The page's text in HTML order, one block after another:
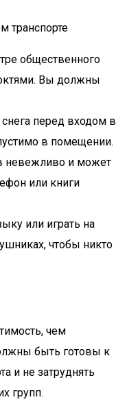
транспорте
общественного
Вы должны
перед входом в
в помещении.
невежливо и может
или книги
или играть на
чтобы никто
чем
быть готовы к
и не затруднять
групп.